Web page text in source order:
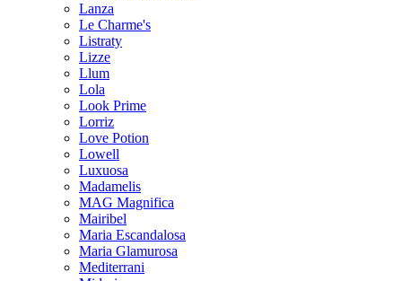
Lanza
Le Charme's
Listraty
Lizze
Llum
Lola
Look Prime
Lorriz
Love Potion
Lowell
Luxuosa
Madamelis
MAG Magnifica
Mairibel
Maria Escandalosa
Maria Glamurosa
Mediterrani